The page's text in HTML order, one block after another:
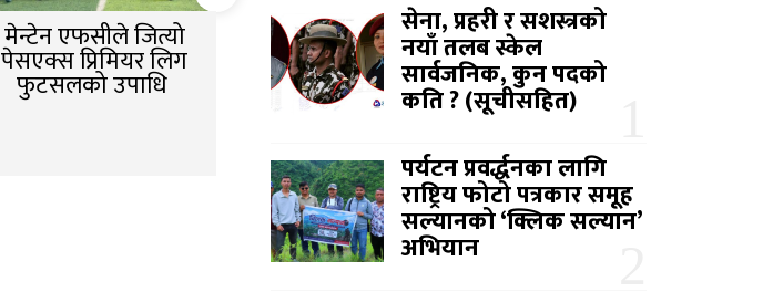
मेन्टेन एफसीले जित्यो
पेसएक्स प्रिमियर लिग
फुटसलको उपाधि
सेना, प्रहरी र सशस्त्रको
नयाँ तलब स्केल
सार्वजनिक, कुन पदको
कति ? (सूचीसहित)
पर्यटन प्रवर्द्धनका लागि
राष्ट्रिय फोटो पत्रकार समूह
सल्यानको ‘क्लिक सल्यान’
अभियान